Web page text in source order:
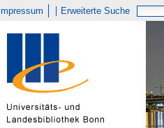
Impressum Erweiterte Suche